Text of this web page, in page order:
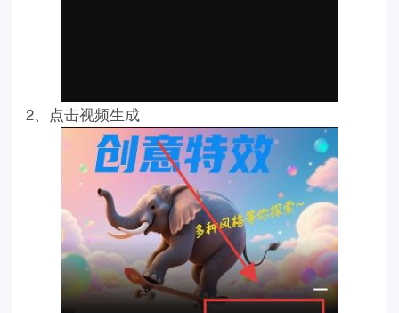
2、点击视频生成